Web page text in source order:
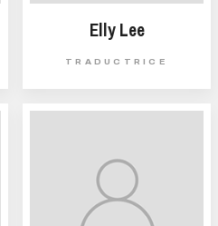
Elly Lee
TRADUCTRICE